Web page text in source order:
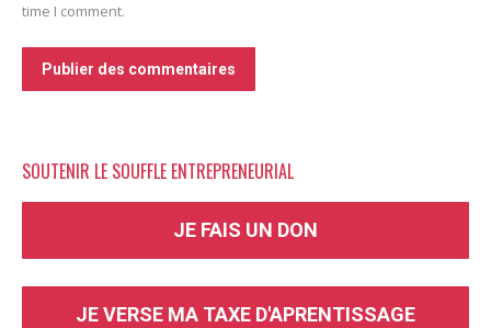
time I comment.
Publier des commentaires
SOUTENIR LE SOUFFLE ENTREPRENEURIAL
JE FAIS UN DON
JE VERSE MA TAXE D'APRENTISSAGE